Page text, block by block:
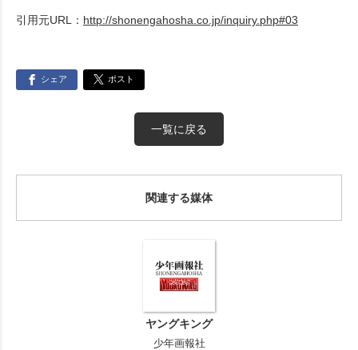
引用元URL： http://shonengahosha.co.jp/inquiry.php#03
シェア ポスト
一覧に戻る
関連する媒体
ヤングキング
少年画報社